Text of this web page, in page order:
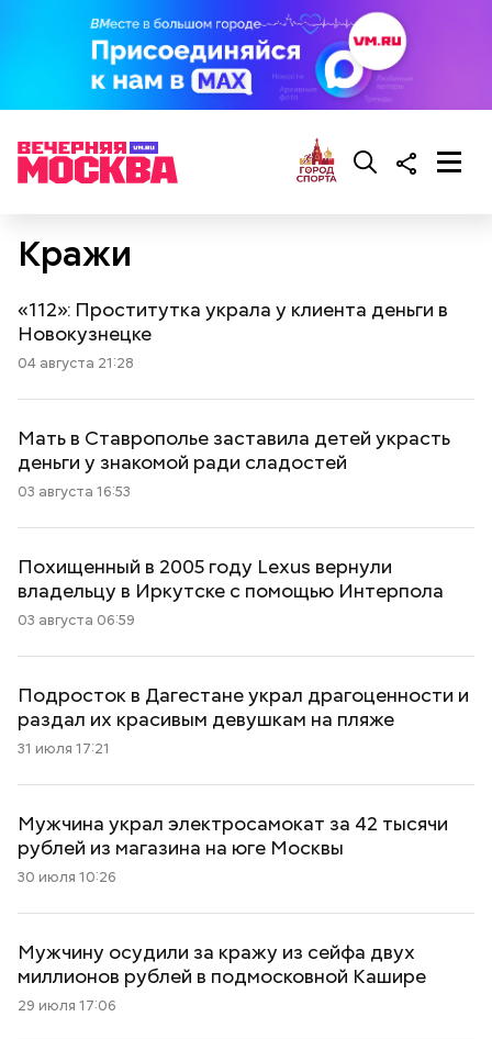
Кражи
«112»: Проститутка украла у клиента деньги в
Новокузнецке
04 августа 21:28
Мать в Ставрополье заставила детей украсть
деньги у знакомой ради сладостей
03 августа 16:53
Похищенный в 2005 году Lexus вернули
владельцу в Иркутске с помощью Интерпола
03 августа 06:59
Подросток в Дагестане украл драгоценности и
раздал их красивым девушкам на пляже
31 июля 17:21
Мужчина украл электросамокат за 42 тысячи
рублей из магазина на юге Москвы
30 июля 10:26
Мужчину осудили за кражу из сейфа двух
миллионов рублей в подмосковной Кашире
29 июля 17:06